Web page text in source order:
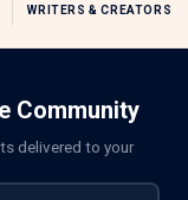
WRITERS & CREATORS
Community
delivered to your